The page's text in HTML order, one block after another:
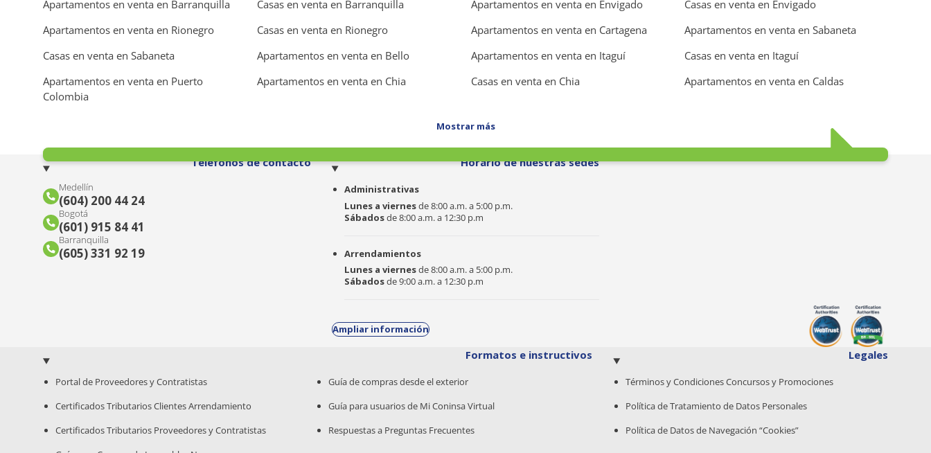
Apartamentos en venta en Barranquilla
Casas en venta en Barranquilla Apartamentos en venta en Envigado
Casas en venta en Envigado
Apartamentos en venta en Rionegro
Casas en venta en Rionegro Apartamentos en venta en Cartagena
Apartamentos en venta en Sabaneta
Casas en venta en Sabaneta
Apartamentos en venta en Bello Apartamentos en venta en Itaguí
Casas en venta en Itaguí
Apartamentos en venta en Puerto
Colombia
Apartamentos en venta en Chia Casas en venta en Chia Apartamentos en venta en Caldas
Mostrar más
Teléfonos de contacto
Medellín
(604) 200 44 24
Bogotá
(601) 915 84 41
Barranquilla
(605) 331 92 19
Horario de nuestras sedes
Administrativas
Lunes a viernesde 8:00 a.m. a 5:00 p.m.
Sábadosde 8:00 a.m. a 12:30 p.m
Arrendamientos
Lunes a viernesde 8:00 a.m. a 5:00 p.m.
Sábadosde 9:00 a.m. a 12:30 p.m
Ampliar información
Formatos e instructivos
Portal de Proveedores y Contratistas
Certificados Tributarios Clientes Arrendamiento
Certificados Tributarios Proveedores y Contratistas
Guía de compras desde el exterior
Guía para usuarios de Mi Coninsa Virtual
Respuestas a Preguntas Frecuentes
Legales
Términos y Condiciones Concursos y Promociones
Política de Tratamiento de Datos Personales
Política de Datos de Navegación “Cookies”